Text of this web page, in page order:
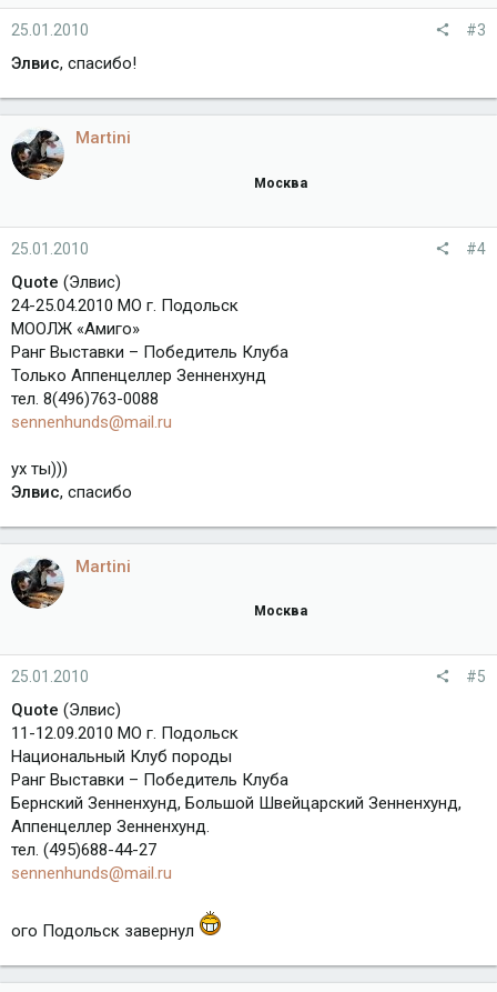
25.01.2010 #3
Элвис, спасибо!
Martini
Москва
25.01.2010 #4
Quote (Элвис)
24-25.04.2010 МО г. Подольск
МООЛЖ «Амиго»
Ранг Выставки – Победитель Клуба
Только Аппенцеллер Зенненхунд
тел. 8(496)763-0088
sennenhunds@mail.ru
ух ты)))
Элвис, спасибо
Martini
Москва
25.01.2010 #5
Quote (Элвис)
11-12.09.2010 МО г. Подольск
Национальный Клуб породы
Ранг Выставки – Победитель Клуба
Бернский Зенненхунд, Большой Швейцарский Зенненхунд,
Аппенцеллер Зенненхунд.
тел. (495)688-44-27
sennenhunds@mail.ru
ого Подольск завернул